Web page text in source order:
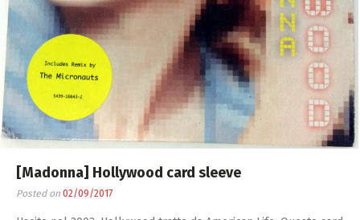
[Madonna] Hollywood card sleeve
Posted on 02/09/2017